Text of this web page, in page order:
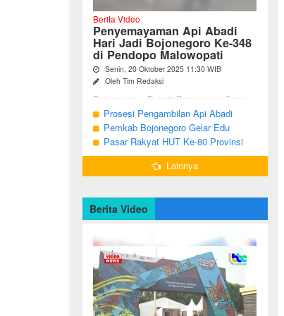
Berita Video
Penyemayaman Api Abadi
Hari Jadi Bojonegoro Ke-348
di Pendopo Malowopati
Senin, 20 Oktober 2025 11:30 WIB
Oleh Tim Redaksi
Bojonegoro - Bupati Bojonegoro Setyo
Wahono, didampingi Wakil Bupati Nurul
Azizah dan Ketua DPRD Abdulloh
Umar, bersama jajaran Forkopimda
Bojonegoro ...
Prosesi Pengambilan Api Abadi
Peringatan Hari Jadi Bojonegoro Ke-
348
Pemkab Bojonegoro Gelar Edu
Champ dan Coaching Clinic Seni
Reog dan Jaranan
Pasar Rakyat HUT Ke-80 Provinsi
Jawa Timur di Bojonegoro
Lainnya
Berita Video